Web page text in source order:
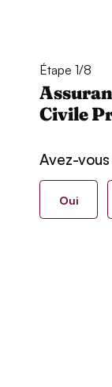
Étape 1/8
Civile
Avez-
Oui